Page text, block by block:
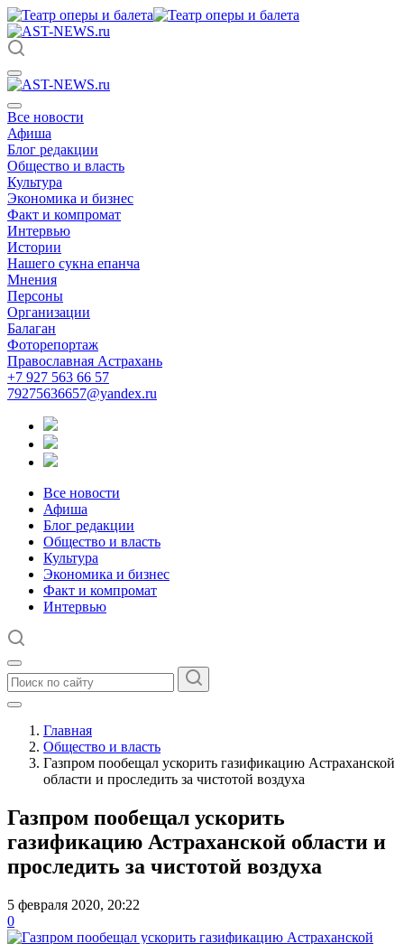
Все новости
Афиша
Блог редакции
Общество и власть
Культура
Экономика и бизнес
Факт и компромат
Интервью
Истории
Нашего сукна епанча
Мнения
Персоны
Организации
Балаган
Фоторепортаж
Православная Астрахань
+7 927 563 66 57
79275636657@yandex.ru
Все новости
Афиша
Блог редакции
Общество и власть
Культура
Экономика и бизнес
Факт и компромат
Интервью
Главная
Общество и власть
Газпром пообещал ускорить газификацию Астраханской
области и проследить за чистотой воздуха
Газпром пообещал ускорить
газификацию Астраханской области и
проследить за чистотой воздуха
5 февраля 2020, 20:22
0